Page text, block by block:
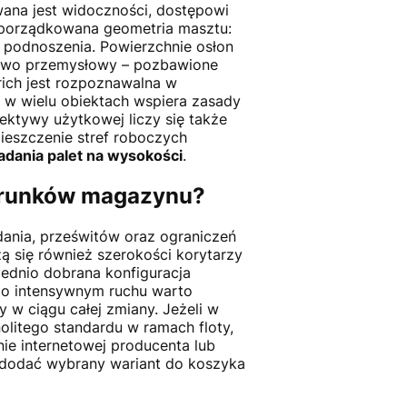
jest widoczności, dostępowi
geometria masztu:
Powierzchnie osłon
przemysłowy – pozbawione
jest rozpoznawalna w
wielu obiektach wspiera zasady
użytkowej liczy się także
stref roboczych
palet na wysokości.
magazynu?
prześwitów oraz ograniczeń
się również szerokości korytarzy
dobrana konfiguracja
intensywnym ruchu warto
ciągu całej zmiany. Jeżeli w
standardu w ramach floty,
internetowej producenta lub
wybrany wariant do koszyka